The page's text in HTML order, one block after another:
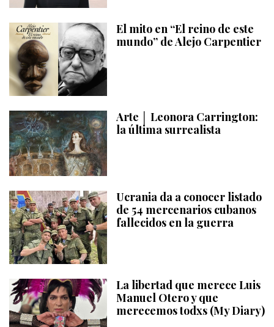
El mito en “El reino de este
mundo” de Alejo Carpentier
Arte │ Leonora Carrington:
la última surrealista
Ucrania da a conocer listado
de 54 mercenarios cubanos
fallecidos en la guerra
La libertad que merece Luis
Manuel Otero y que
merecemos todxs (My Diary)